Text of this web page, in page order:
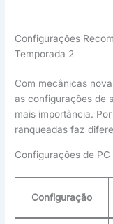
Configurações
Temporada 2
Com mecânicas
as configurações de
mais importância.
ranqueadas faz
Configurações de
Configuração